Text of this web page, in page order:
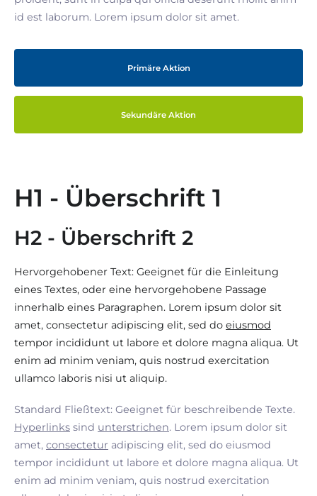
id est laborum. Lorem ipsum dolor sit amet.
Primäre Aktion
Sekundäre Aktion
H1 - Überschrift 1
H2 - Überschrift 2
Hervorgehobener Text: Geeignet für die Einleitung
eines Textes, oder eine hervorgehobene Passage
innerhalb eines Paragraphen. Lorem ipsum dolor sit
amet, consectetur adipiscing elit, sed do eiusmod
tempor incididunt ut labore et dolore magna aliqua. Ut
enim ad minim veniam, quis nostrud exercitation
ullamco laboris nisi ut aliquip.
Standard Fließtext: Geeignet für beschreibende Texte.
Hyperlinks sind unterstrichen. Lorem ipsum dolor sit
amet, consectetur adipiscing elit, sed do eiusmod
tempor incididunt ut labore et dolore magna aliqua. Ut
enim ad minim veniam, quis nostrud exercitation